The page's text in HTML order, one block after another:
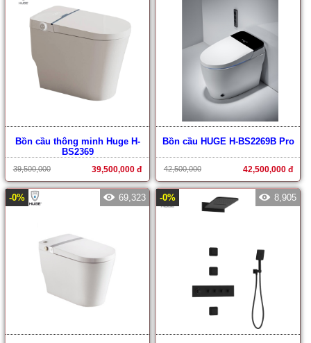
Bồn cầu thông minh Huge H-
BS2369
39,500,000 39,500,000 đ
Bồn cầu HUGE H-BS2269B Pro
42,500,000 42,500,000 đ
-0% 69,323 -0% 8,905